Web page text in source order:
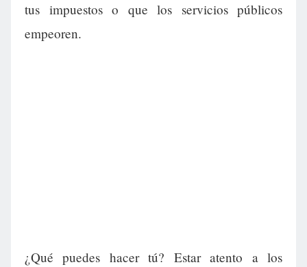
tus impuestos o que los servicios públicos
empeoren.
¿Qué puedes hacer tú? Estar atento a los